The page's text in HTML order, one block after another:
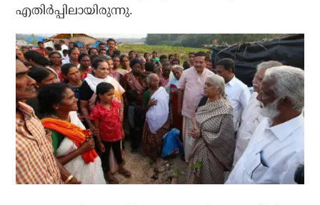
എതിര്‍പ്പിലായിരുന്നു.